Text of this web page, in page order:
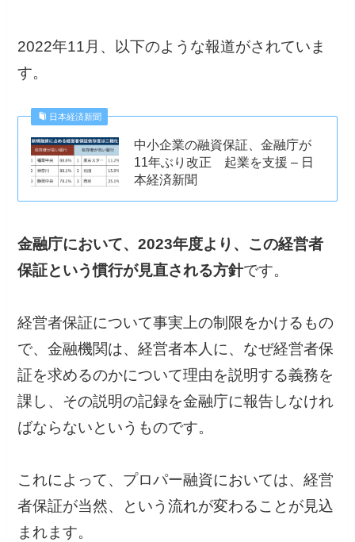
2022年11月、以下のような報道がされていま
す。
日本経済新聞
中小企業の融資保証、金融庁が
11年ぶり改正 起業を支援 – 日
本経済新聞
金融庁において、2023年度より、この経営者
保証という慣行が見直される方針です。
経営者保証について事実上の制限をかけるもの
で、金融機関は、経営者本人に、なぜ経営者保
証を求めるのかについて理由を説明する義務を
課し、その説明の記録を金融庁に報告しなけれ
ばならないというものです。
これによって、プロパー融資においては、経営
者保証が当然、という流れが変わることが見込
まれます。